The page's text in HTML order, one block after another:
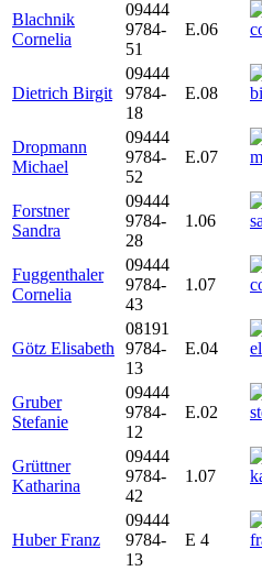
Blachnik
Cornelia
09444
9784-
51
E.06
Dietrich Birgit
09444
9784-
18
E.08
Dropmann
Michael
09444
9784-
52
E.07
Forstner
Sandra
09444
9784-
28
1.06
Fuggenthaler
Cornelia
09444
9784-
43
1.07
Götz Elisabeth
08191
9784-
13
E.04
Gruber
Stefanie
09444
9784-
12
E.02
Grüttner
Katharina
09444
9784-
42
1.07
Huber Franz
09444
9784-
13
E 4